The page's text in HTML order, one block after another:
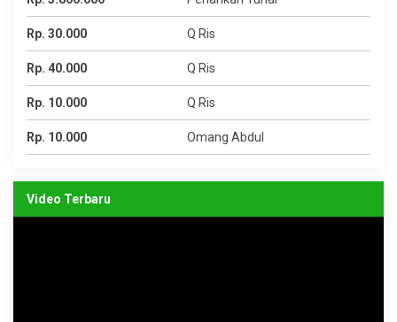
Rp. 30.000 Q Ris
Rp. 40.000 Q Ris
Rp. 10.000 Q Ris
Rp. 10.000 Omang Abdul
Video Terbaru